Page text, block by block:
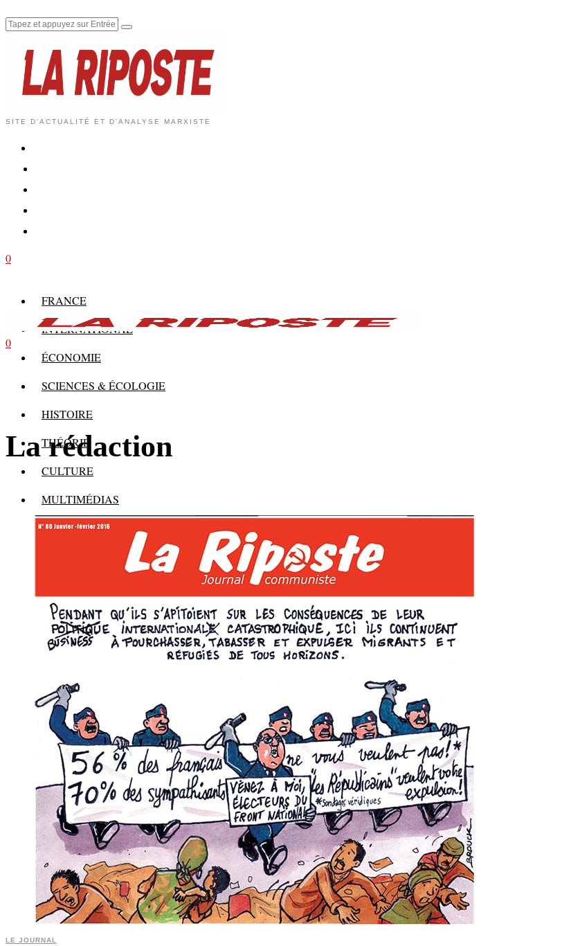
SITE D'ACTUALITÉ ET D'ANALYSE MARXISTE
0
FRANCE
INTERNATIONAL
ÉCONOMIE
SCIENCES & ÉCOLOGIE
HISTOIRE
THÉORIE
CULTURE
MULTIMÉDIAS
0
La rédaction
LE JOURNAL